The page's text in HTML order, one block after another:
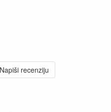
Napiši recenziju